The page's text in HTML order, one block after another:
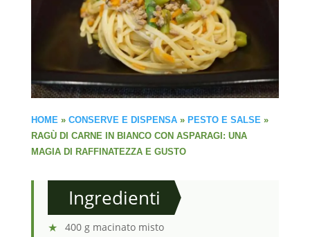
HOME » CONSERVE E DISPENSA» PESTO E SALSE »
RAGÙ DI CARNE IN BIANCO CON ASPARAGI: UNA
MAGIA DI RAFFINATEZZA E GUSTO
Ingredienti
400 g macinato misto